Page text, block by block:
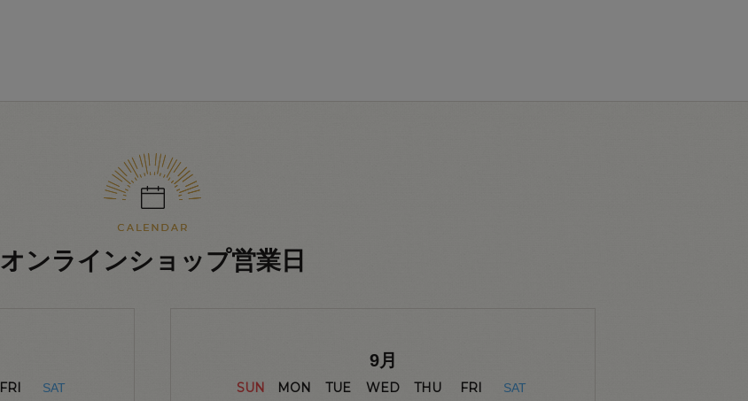
オンラインショップ営業日
FRI SAT
9月
SUN MON TUE WED THU FRI SAT